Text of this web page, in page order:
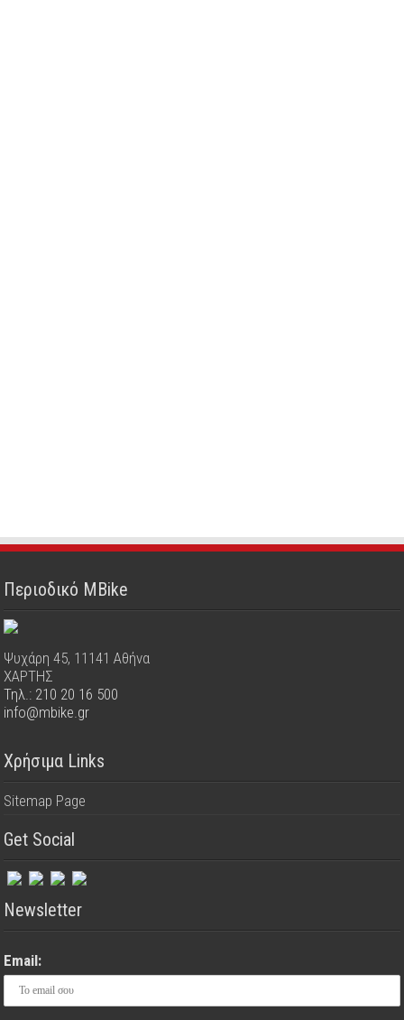
Περιοδικό MBike
Ψυχάρη 45, 11141 Αθήνα
ΧΑΡΤΗΣ
Τηλ.: 210 20 16 500
info@mbike.gr
Χρήσιμα Links
Sitemap Page
Get Social
Newsletter
Email: